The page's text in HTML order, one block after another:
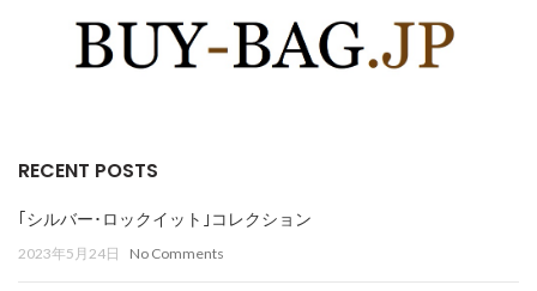
RECENT POSTS
｢シルバー･ロックイット｣コレクション
2023年5月24日 No Comments